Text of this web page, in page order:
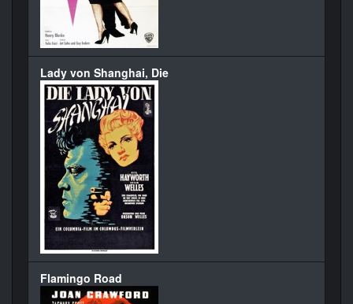
Lady von Shanghai, Die
Flamingo Road